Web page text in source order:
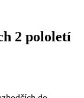
2 pololetí